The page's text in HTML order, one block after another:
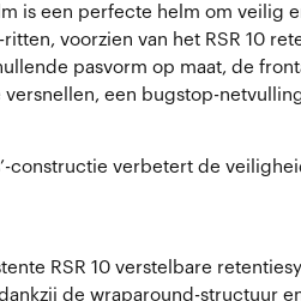
is een perfecte helm om veilig
voorzien van het RSR 10
pasvorm op maat, de
een bugstop-
constructie verbetert de
RSR 10 verstelbare
de wraparound-structuur